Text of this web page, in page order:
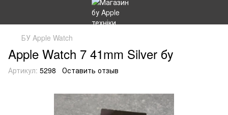
БУ Apple Watch
Apple Watch 7 41mm Silver бу
Артикул: 5298 Оставить отзыв